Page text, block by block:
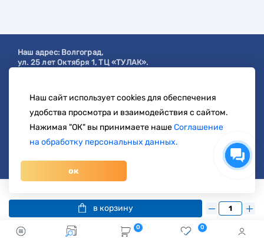
0 0
в корзину
Наш адрес: Волгоград,
ул. 25 лет Октября 1, ТЦ «ТУЛАК».
с 9:00 до 19:00
8 904 404-57-57
zakaz@svetberi34.ru
© 1996-2026 svetberi.com (Светбери.рф)
Магазин электротехнических товаров.
Наш сайт использует cookies для обеспечения
удобства просмотра и взаимодействия с сайтом.
Нажимая "ОК" вы принимаете нашеСоглашение
на обработку персональных данных.
ок